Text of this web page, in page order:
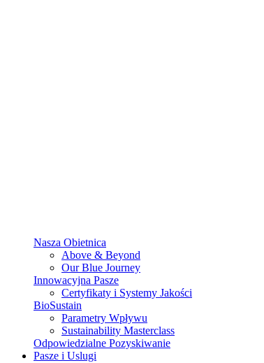
Nasza Obietnica
Above & Beyond
Our Blue Journey
Innowacyjna Pasze
Certyfikaty i Systemy Jakości
BioSustain
Parametry Wpływu
Sustainability Masterclass
Odpowiedzialne Pozyskiwanie
Pasze i Uslugi